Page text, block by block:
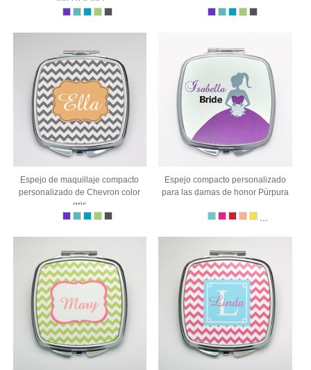
Espejo de maquillaje compacto
personalizado de Chevron color
gris
Espejo compacto personalizado
para las damas de honor Púrpura